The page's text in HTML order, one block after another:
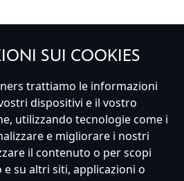
Trova Negozio
Mappa del Sito
dei dati personali
dei Cookie
SUI COOKIES
trattiamo le informazioni
dispositivi e il vostro
utilizzando tecnologie come i
e migliorare i nostri
il contenuto o per scopi
su altri siti, applicazioni o